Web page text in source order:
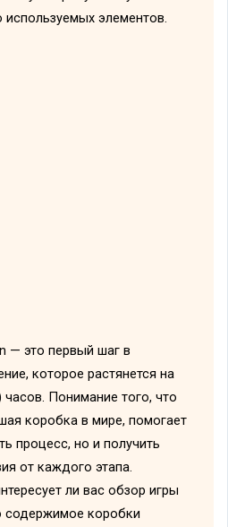
элементов.
— это первый шаг в
которое растянется на
часов. Понимание того, что
коробка в мире, помогает
процесс, но и получить
от каждого этапа.
ли вас обзор игры
содержимое коробки